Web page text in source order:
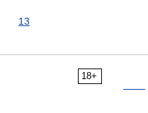
13
18+